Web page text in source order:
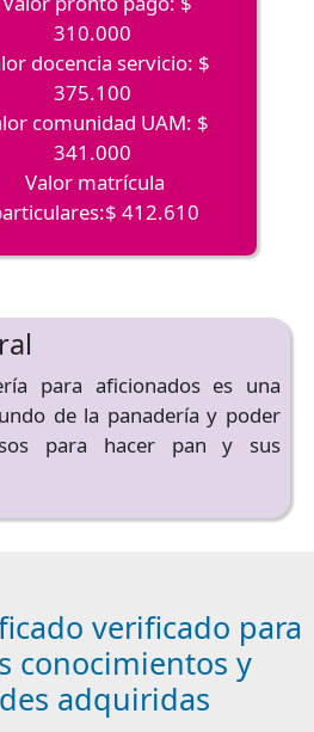
310.000
docencia servicio: $
375.100
comunidad UAM: $
341.000
Valor matrícula
412.610
para aficionados es una
de la panadería y poder
para hacer pan y sus
verificado para
conocimientos y
adquiridas